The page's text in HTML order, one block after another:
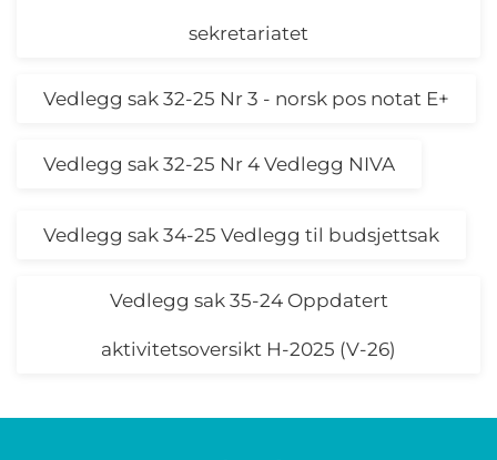
sekretariatet
Vedlegg sak 32-25 Nr 3 - norsk pos notat E+
Vedlegg sak 32-25 Nr 4 Vedlegg NIVA
Vedlegg sak 34-25 Vedlegg til budsjettsak
Vedlegg sak 35-24 Oppdatert
aktivitetsoversikt H-2025 (V-26)